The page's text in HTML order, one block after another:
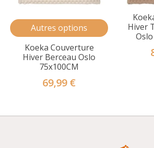
Autres options
Koeka Couverture
Hiver Berceau Oslo
75x100CM
69,99 €
Hiver